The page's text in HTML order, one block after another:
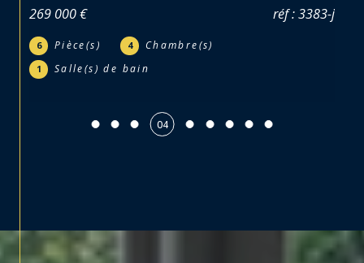
269 000 €
réf : 3383-j
6 Pièce(s) 4 Chambre(s)
1 Salle(s) de bain
04